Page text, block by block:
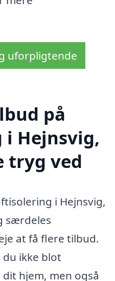
uforpligtende
på
Hejnsvig,
tryg ved
i Hejnsvig,
særdeles
at få flere tilbud.
ikke blot
hjem, men også